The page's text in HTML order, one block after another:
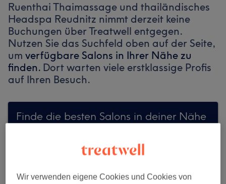
Ruenthai Thaimassage und thailändisches
Headspa Reudnitz nimmt derzeit keine
Buchungen über Treatwell entgegen.
Nutzen Sie das Suchfeld oben auf der Seite,
um verfügbare Salons in Ihrer Nähe zu
finden. Dort warten viele erstklassige Profis
auf Ihren Besuch.
Finde die besten Salons in deiner Nähe
Auf Treatwell finden
Wir verwenden eigene Cookies und Cookies von